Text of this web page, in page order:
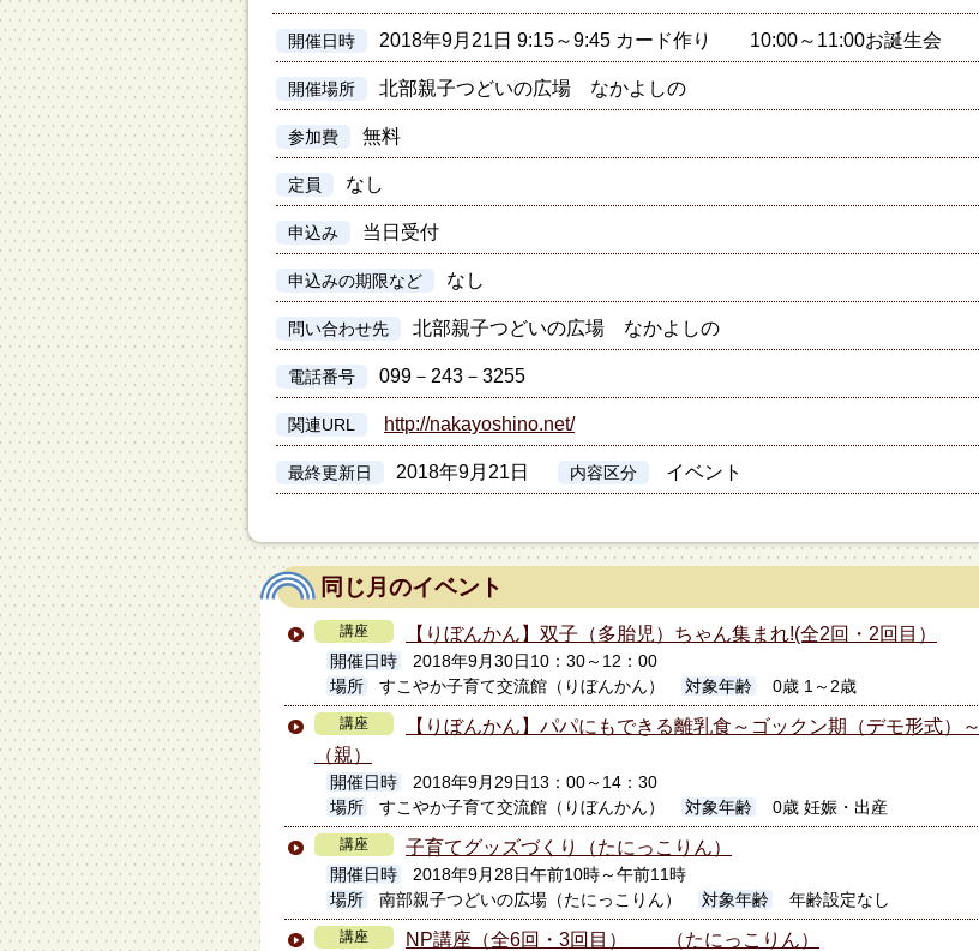
開催日時 2018年9月21日 9:15～9:45 カード作り 10:00～11:00お誕生会
開催場所 北部親子つどいの広場 なかよしの
参加費 無料
定員 なし
申込み 当日受付
申込みの期限など なし
問い合わせ先 北部親子つどいの広場 なかよしの
電話番号 099－243－3255
関連URL http://nakayoshino.net/
最終更新日 2018年9月21日 内容区分 イベント
同じ月のイベント
講座 【りぼんかん】双子（多胎児）ちゃん集まれ!(全2回・2回目）
開催日時
2018年9月30日10：30～12：00
場所
すこやか子育て交流館（りぼんかん） 対象年齢 0歳 1～2歳
講座
【りぼんかん】パパにもできる離乳食～ゴックン期（デモ形式）～
（親）
開催日時
2018年9月29日13：00～14：30
場所
すこやか子育て交流館（りぼんかん） 対象年齢 0歳 妊娠・出産
講座 子育てグッズづくり（たにっこりん）
開催日時
2018年9月28日午前10時～午前11時
場所
南部親子つどいの広場（たにっこりん） 対象年齢 年齢設定なし
講座 NP講座（全6回・3回目） （たにっこりん）